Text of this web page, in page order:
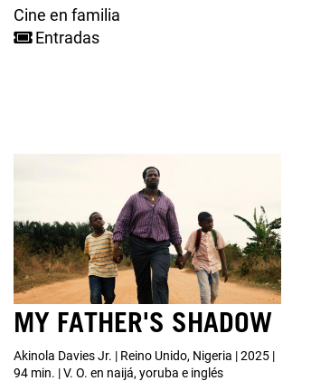
Cine en familia
Entradas
MY FATHER'S SHADOW
Akinola Davies Jr. | Reino Unido, Nigeria | 2025 |
94 min. | V. O. en naijá, yoruba e inglés